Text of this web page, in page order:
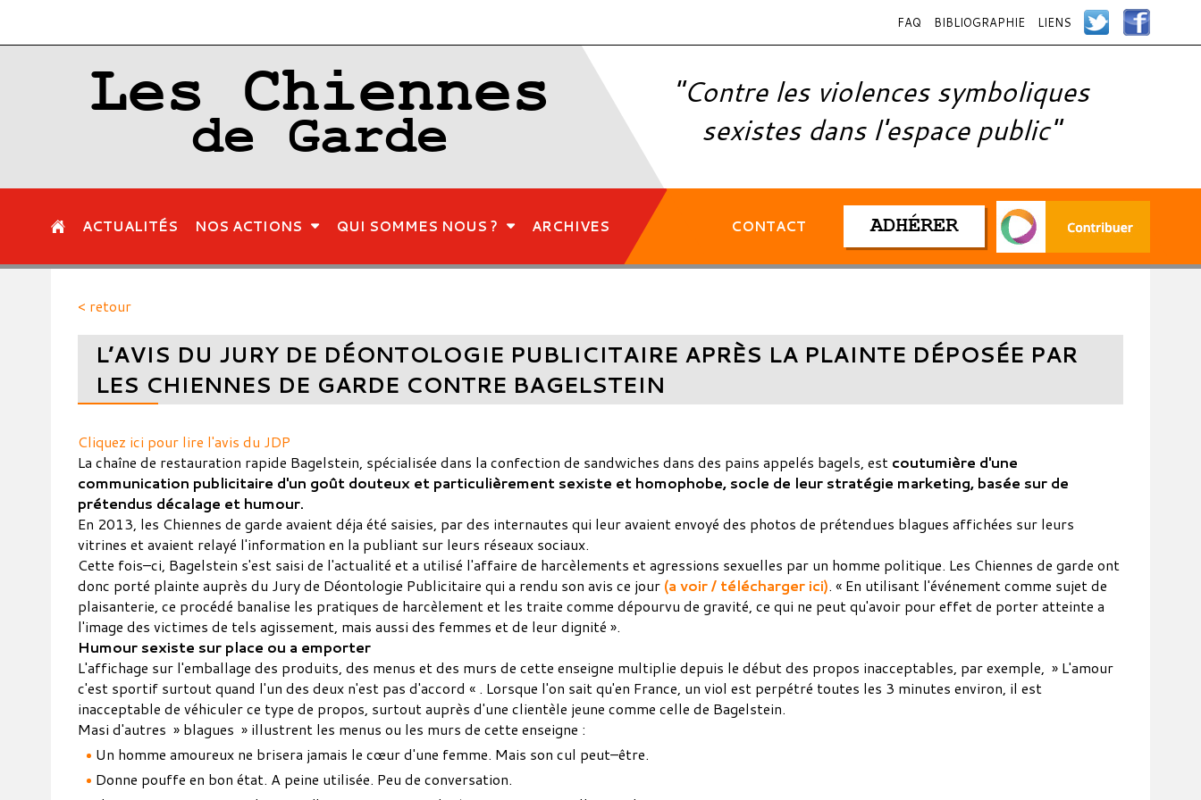
FAQ BIBLIOGRAPHIE LIENS
Les Chiennes
de Garde
"Contre les violences symboliques
sexistes dans l'espace public"
ACTUALITÉS NOS ACTIONS QUI SOMMES NOUS ? ARCHIVES CONTACT ADHÉRER
< retour
L’AVIS DU JURY DE DÉONTOLOGIE PUBLICITAIRE APRÈS LA PLAINTE DÉPOSÉE PAR
LES CHIENNES DE GARDE CONTRE BAGELSTEIN
Cliquez ici pour lire l'avis du JDP
La chaîne de restauration rapide Bagelstein, spécialisée dans la confection de sandwiches dans des pains appelés bagels, est coutumière d'une
communication publicitaire d'un goût douteux et particulièrement sexiste et homophobe, socle de leur stratégie marketing, basée sur de
prétendus décalage et humour.
En 2013, les Chiennes de garde avaient déja été saisies, par des internautes qui leur avaient envoyé des photos de prétendues blagues affichées sur leurs
vitrines et avaient relayé l'information en la publiant sur leurs réseaux sociaux.
Cette fois–ci, Bagelstein s'est saisi de l'actualité et a utilisé l'affaire de harcèlements et agressions sexuelles par un homme politique. Les Chiennes de garde ont
donc porté plainte auprès du Jury de Déontologie Publicitaire qui a rendu son avis ce jour (a voir / télécharger ici). « En utilisant l'événement comme sujet de
plaisanterie, ce procédé banalise les pratiques de harcèlement et les traite comme dépourvu de gravité, ce qui ne peut qu'avoir pour effet de porter atteinte a
l'image des victimes de tels agissement, mais aussi des femmes et de leur dignité ».
Humour sexiste sur place ou a emporter
L'affichage sur l'emballage des produits, des menus et des murs de cette enseigne multiplie depuis le début des propos inacceptables, par exemple, » L'amour
c'est sportif surtout quand l'un des deux n'est pas d'accord « . Lorsque l'on sait qu'en France, un viol est perpétré toutes les 3 minutes environ, il est
inacceptable de véhiculer ce type de propos, surtout auprès d'une clientèle jeune comme celle de Bagelstein.
Masi d'autres » blagues » illustrent les menus ou les murs de cette enseigne :
Un homme amoureux ne brisera jamais le cœur d'une femme. Mais son cul peut–être.
Donne pouffe en bon état. A peine utilisée. Peu de conversation.